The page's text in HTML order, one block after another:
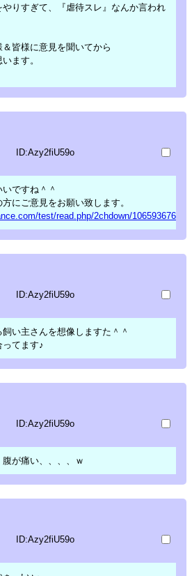
りすぎて、『虐待スレ』なんか言われ
皆様に意見を聞いてから
ます。
ID:Azy2fiU59o
ですね＾＾
にご意見をお願い致します。
test/read.php/2chdown/1065936765/
ID:Azy2fiU59o
い主さんを想像しますた＾＾
てます♪
ID:Azy2fiU59o
が痛い、、、、ｗ
ID:Azy2fiU59o